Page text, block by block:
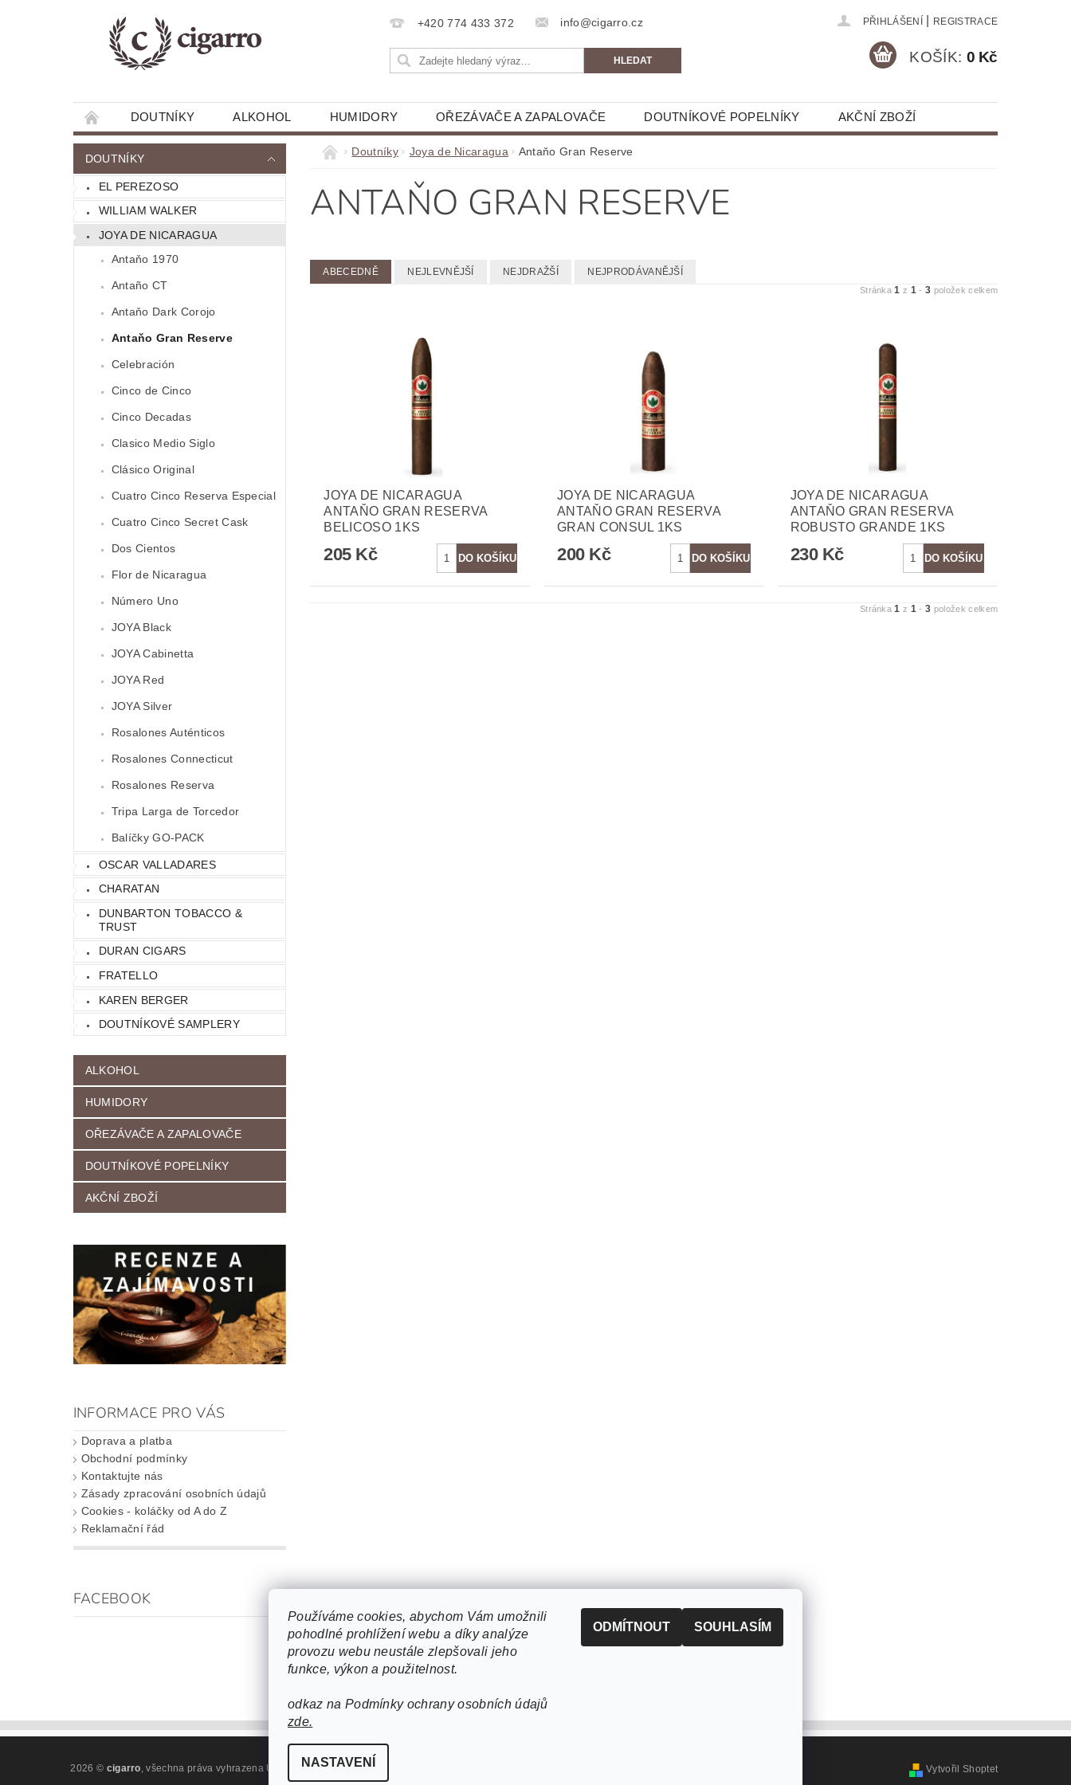
+420 774 433 372 info@cigarro.cz PŘIHLÁŠENÍ REGISTRACE
KOŠÍK: 0 Kč
DOUTNÍKY ALKOHOL HUMIDORY OŘEZÁVAČE A ZAPALOVAČE DOUTNÍKOVÉ POPELNÍKY AKČNÍ ZBOŽÍ
RECENZE A ZAJÍMAVOSTI
DOUTNÍKY
EL PEREZOSO
WILLIAM WALKER
JOYA DE NICARAGUA
Antaňo 1970
Antaño CT
Antaňo Dark Corojo
Antaňo Gran Reserve
Celebración
Cinco de Cinco
Cinco Decadas
Clasico Medio Siglo
Clásico Original
Cuatro Cinco Reserva Especial
Cuatro Cinco Secret Cask
Dos Cientos
Flor de Nicaragua
Número Uno
JOYA Black
JOYA Cabinetta
JOYA Red
JOYA Silver
Rosalones Auténticos
Rosalones Connecticut
Rosalones Reserva
Tripa Larga de Torcedor
Balíčky GO-PACK
OSCAR VALLADARES
CHARATAN
DUNBARTON TOBACCO &
TRUST
DURAN CIGARS
FRATELLO
KAREN BERGER
DOUTNÍKOVÉ SAMPLERY
ALKOHOL
HUMIDORY
OŘEZÁVAČE A ZAPALOVAČE
DOUTNÍKOVÉ POPELNÍKY
AKČNÍ ZBOŽÍ
INFORMACE PRO VÁS
Doprava a platba
Obchodní podmínky
Kontaktujte nás
Zásady zpracování osobních údajů
Cookies - koláčky od A do Z
Reklamační řád
FACEBOOK
Doutníky Joya de Nicaragua Antaňo Gran Reserve
ANTAŇO GRAN RESERVE
ABECEDNĚ NEJLEVNĚJŠÍ NEJDRAŽŠÍ NEJPRODÁVANĚJŠÍ
Stránka1 z 1 -3 položek celkem
JOYA DE NICARAGUA
ANTAŇO GRAN RESERVA
BELICOSO 1KS
205 Kč
JOYA DE NICARAGUA
ANTAŇO GRAN RESERVA
GRAN CONSUL 1KS
200 Kč
JOYA DE NICARAGUA
ANTAŇO GRAN RESERVA
ROBUSTO GRANDE 1KS
230 Kč
Stránka1 z 1 -3 položek celkem
2026 © cigarro, všechna práva vyhrazena Upravit nastavení cookies Vytvořil Shoptet
Používáme cookies, abychom Vám umožnili
pohodlné prohlížení webu a díky analýze
provozu webu neustále zlepšovali jeho
funkce, výkon a použitelnost.
odkaz na Podmínky ochrany osobních údajů
zde.
NASTAVENÍ
ODMÍTNOUT SOUHLASÍM